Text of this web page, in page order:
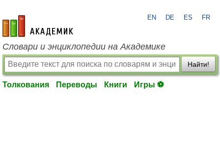
academic.ru
EN DE ES FR
Словари и энциклопедии на Академике
Найти!
Толкования Переводы Книги Игры ⚽